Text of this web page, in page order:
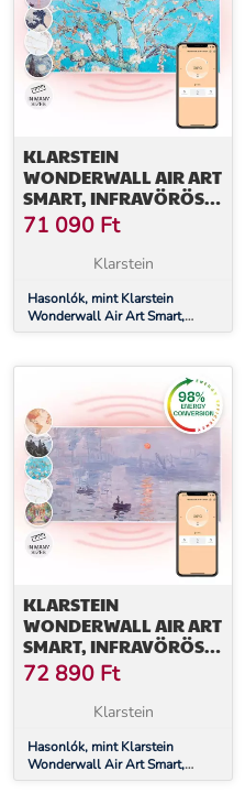
KLARSTEIN
WONDERWALL AIR ART
SMART, INFRAVÖRÖS
HŐSUGÁRZÓ, 120 X 60
CM, 700 W,
ALKALMAZÁS,
71 090 Ft
Klarstein
Hasonlók, mint Klarstein
Wonderwall Air Art Smart,
infravörös hősugárzó, 120 x 60
mandulavirág
KLARSTEIN
WONDERWALL AIR ART
SMART, INFRAVÖRÖS
HŐSUGÁRZÓ, 120 X 60
CM, 700 W,
ALKALMAZÁS,
72 890 Ft
Klarstein
Hasonlók, mint Klarstein
Wonderwall Air Art Smart,
infravörös hősugárzó, 120 x 60